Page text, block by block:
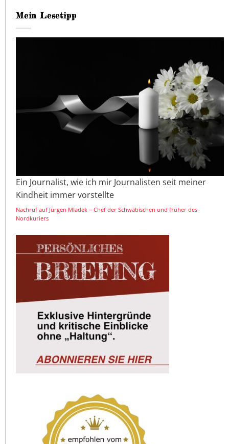
Mein Lesetipp
Ein Journalist, wie ich mir Journalisten seit meiner
Kindheit immer vorstellte
Nachruf auf Jürgen Mladek – Chef der Schwäbischen und früher des
Nordkuriers